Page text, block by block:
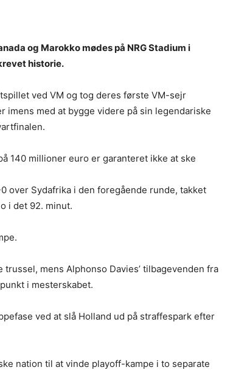
og Marokko mødes på NRG Stadium i
historie.
ved VM og tog deres første VM-sejr
med at bygge videre på sin legendariske
140 millioner euro er garanteret ikke at ske
over Sydafrika i den foregående runde, takket
i det 92. minut.
mens Alphonso Davies’ tilbagevenden fra
i mesterskabet.
ved at slå Holland ud på straffespark efter
nation til at vinde playoff-kampe i to separate